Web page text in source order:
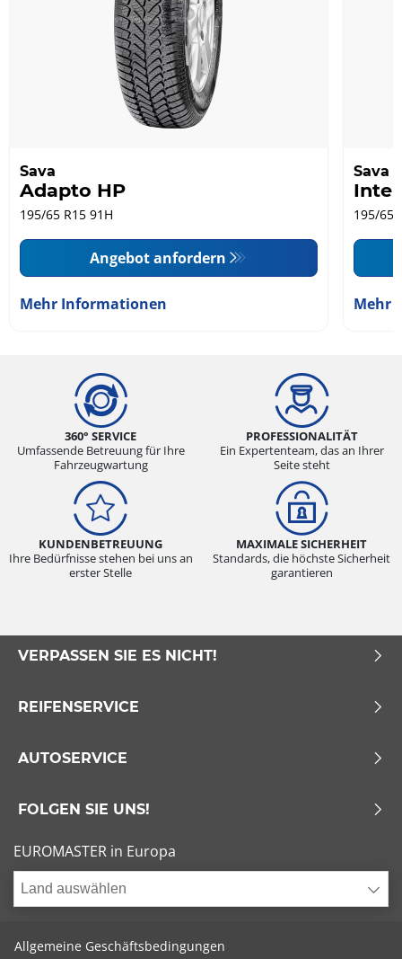
Sava
Adapto HP
195/65 R15 91H
Angebot anfordern
Mehr Informationen
Sava
195/65
Mehr
360° SERVICE
Umfassende Betreuung für Ihre
Fahrzeugwartung
PROFESSIONALITÄT
Ein Expertenteam, das an Ihrer
Seite steht
KUNDENBETREUUNG
Ihre Bedürfnisse stehen bei uns an
erster Stelle
MAXIMALE SICHERHEIT
Standards, die höchste Sicherheit
garantieren
VERPASSEN SIE ES NICHT!
REIFENSERVICE
AUTOSERVICE
FOLGEN SIE UNS!
EUROMASTER in Europa
Land auswählen
Allgemeine Geschäftsbedingungen